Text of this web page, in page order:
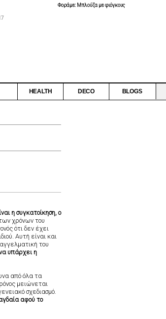
Φοράμε: Μπλούζα με φιόγκους
HEALTH DECO BLOGS
η συγκατοίκηση, ο
χρόνων του
ότι δεν έχει
Αυτή είναι και
του
υπάρχει η
από όλα τα
μειώνεται
σχεδιασμό.
αφού το